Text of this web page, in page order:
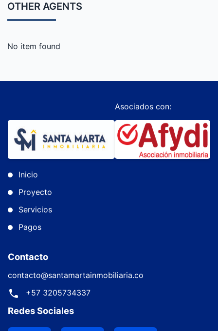
OTHER AGENTS
No item found
Asociados con:
Inicio
Proyecto
Servicios
Pagos
Contacto
contacto@santamartainmobiliaria.co
+57 3205734337
Redes Sociales